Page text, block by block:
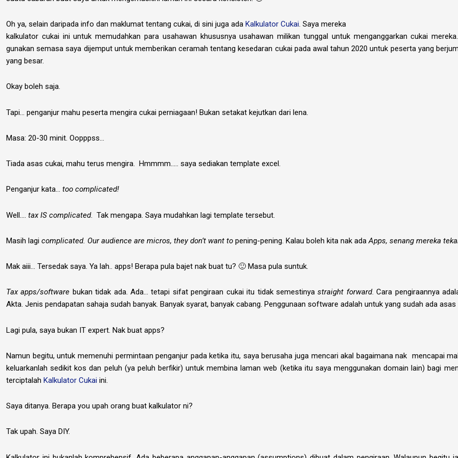
Oh ya, selain daripada info dan maklumat tentang cukai, di sini juga ada Kalkulator Cukai. Saya mereka
kalkulator cukai ini untuk memudahkan para usahawan khususnya usahawan milikan tunggal untuk menganggarkan cukai
gunakan semasa saya dijemput untuk memberikan ceramah tentang kesedaran cukai pada awal tahun 2020 untuk peserta yang
yang besar.
Okay boleh saja.
Tapi… penganjur mahu peserta mengira cukai perniagaan! Bukan setakat kejutkan dari lena.
Masa: 20-30 minit. Oopppss…
Tiada asas cukai, mahu terus mengira. Hmmmm….. saya sediakan template excel.
Penganjur kata… too complicated!
Well…. tax IS complicated. Tak mengapa. Saya mudahkan lagi template tersebut.
Masih lagi complicated. Our audience are micros, they don’t want to pening-pening. Kalau boleh kita nak adaApps, senang mereka
Mak aiii… Tersedak saya. Ya lah.. apps! Berapa pula bajet nak buat tu? 🙂 Masa pula suntuk.
Tax apps/software bukan tidak ada. Ada… tetapi sifat pengiraan cukai itu tidak semestinyastraight forward. Cara pengiraannya
Akta. Jenis pendapatan sahaja sudah banyak. Banyak syarat, banyak cabang. Penggunaan software adalah untuk yang sudah ada
Lagi pula, saya bukan IT expert. Nak buat apps?
Namun begitu, untuk memenuhi permintaan penganjur pada ketika itu, saya berusaha juga mencari akal bagaimana nak mencapai
keluarkanlah sedikit kos dan peluh (ya peluh berfikir) untuk membina laman web (ketika itu saya menggunakan domain lain) bagi
terciptalah Kalkulator Cukai ini.
Saya ditanya. Berapa you upah orang buat kalkulator ni?
Tak upah. Saya DIY.